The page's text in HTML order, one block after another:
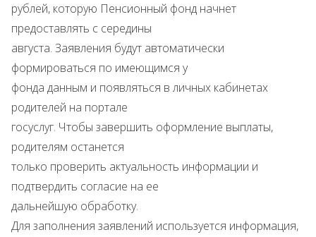
рублей, которую Пенсионный фонд начнет
предоставлять с середины
августа. Заявления будут автоматически
формироваться по имеющимся у
фонда данным и появляться в личных кабинетах
родителей на портале
госуслуг. Чтобы завершить оформление выплаты,
родителям останется
только проверить актуальность информации и
подтвердить согласие на ее
дальнейшую обработку.
Для заполнения заявлений используется информация,